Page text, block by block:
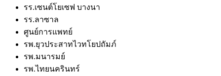
รร.เซนต์โยเซฟ บางนา
รร.ลาซาล
ศูนย์การแพทย์
รพ.ยุวประสาทไวทโยปถัมภ์
รพ.มนารมย์
รพ.ไทยนครินทร์